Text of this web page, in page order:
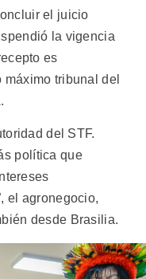
el juicio
la vigencia
es
tribunal del
del STF.
política que
el agronegocio,
desde Brasilia.